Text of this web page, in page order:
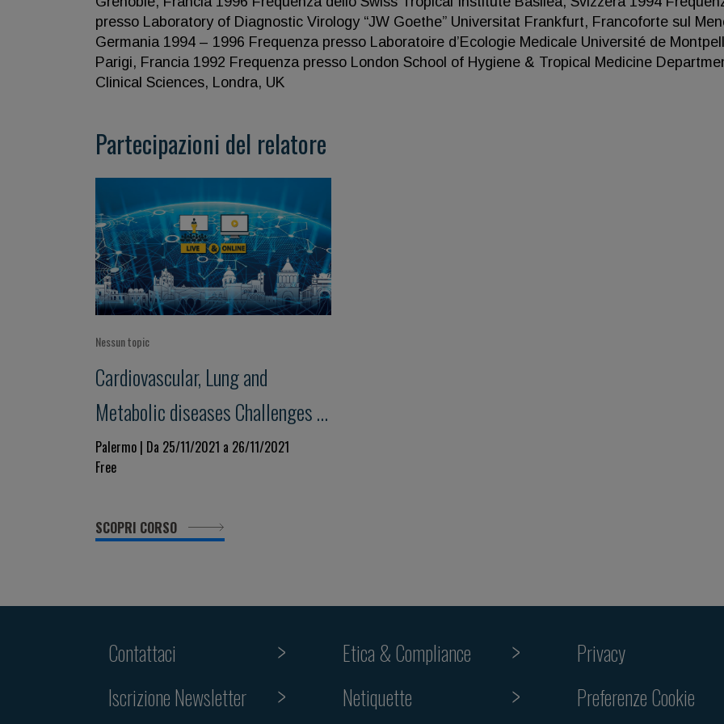
presso Laboratory of Diagnostic Virology “JW Goethe” Universitat Frankfurt, Francoforte sul
Germania 1994 – 1996 Frequenza presso Laboratoire d’Ecologie Medicale Université de
Parigi, Francia 1992 Frequenza presso London School of Hygiene & Tropical Medicine
Clinical Sciences, Londra, UK
Partecipazioni del relatore
Nessun topic
Cardiovascular, Lung and
Metabolic diseases Challenges in
Medicine for a Personalized
Clinical Decision-Making. Beyond
evidence towards the future in a
changing world
Palermo | Da 25/11/2021 a 26/11/2021
Free
SCOPRI CORSO
Contattaci
Iscrizione Newsletter
Etica & Compliance
Netiquette
Privacy
Preferenze Cookie